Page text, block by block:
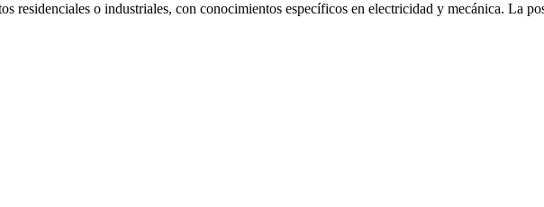
residenciales o industriales, con conocimientos específicos en electricidad y mecánica. La